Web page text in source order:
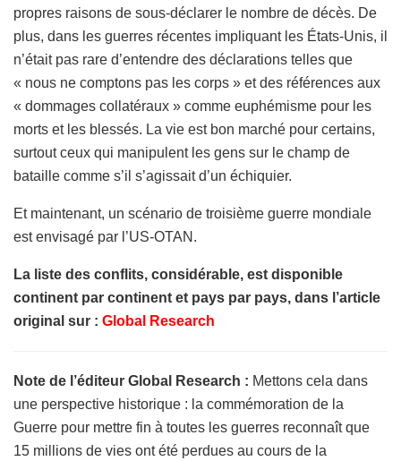
propres raisons de sous-déclarer le nombre de décès. De
plus, dans les guerres récentes impliquant les États-Unis, il
n’était pas rare d’entendre des déclarations telles que
« nous ne comptons pas les corps » et des références aux
« dommages collatéraux » comme euphémisme pour les
morts et les blessés. La vie est bon marché pour certains,
surtout ceux qui manipulent les gens sur le champ de
bataille comme s’il s’agissait d’un échiquier.
Et maintenant, un scénario de troisième guerre mondiale
est envisagé par l’US-OTAN.
La liste des conflits, considérable, est disponible
continent par continent et pays par pays, dans l’article
original sur : Global Research
Note de l’éditeur Global Research : Mettons cela dans
une perspective historique : la commémoration de la
Guerre pour mettre fin à toutes les guerres reconnaît que
15 millions de vies ont été perdues au cours de la